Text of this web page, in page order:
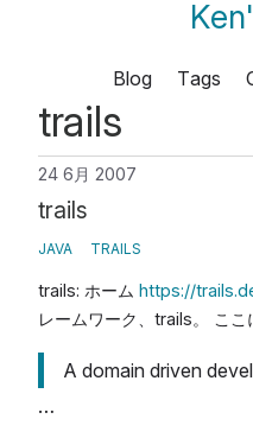
Blog Tags
trails
24 6月 2007
trails
JAVA TRAILS
trails: ホーム https://
レームワーク、trails。 ここ
A domain driven
…